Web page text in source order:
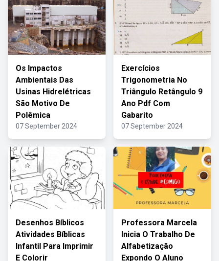
Os Impactos
Ambientais Das
Usinas Hidrelétricas
São Motivo De
Polêmica
07 September 2024
Exercícios
Trigonometria No
Triângulo Retângulo 9
Ano Pdf Com
Gabarito
07 September 2024
Desenhos Bíblicos
Atividades Bíblicas
Infantil Para Imprimir
E Colorir
Professora Marcela
Inicia O Trabalho De
Alfabetização
Expondo O Aluno